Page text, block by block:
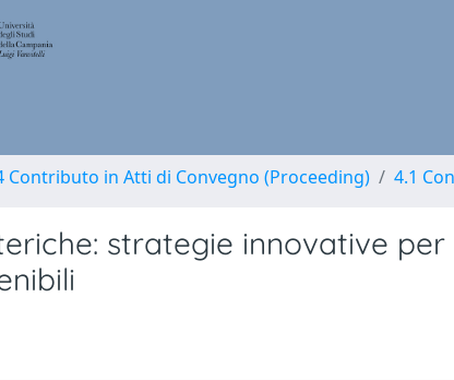
Contributo in Atti di Convegno (Proceeding) 4.1
strategie innovative